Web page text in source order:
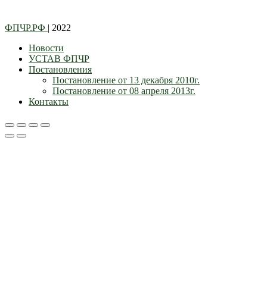
ФПЧР.РФ | 2022
Новости
УСТАВ ФПЧР
Постановления
Постановление от 13 декабря 2010г.
Постановление от 08 апреля 2013г.
Контакты